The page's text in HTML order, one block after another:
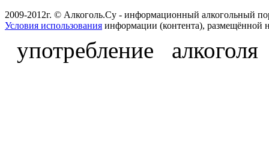
2009-2012г. © Алкоголь.Су - информационный алкогольный
Условия использования информации (контента), размещённой
употребление